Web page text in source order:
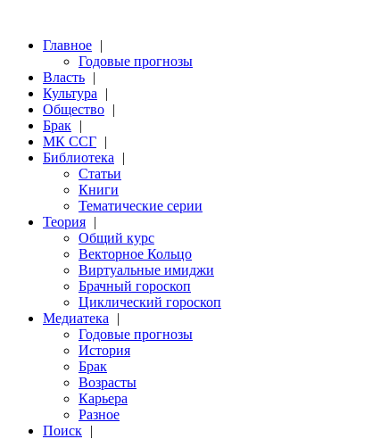
Главное |
Годовые прогнозы
Власть |
Культура
|
Общество |
Брак |
МК ССГ |
Библиотека
|
Статьи
Книги
Тематические серии
Теория |
Общий курс
Векторное Кольцо
Виртуальные имиджи
Брачный гороскоп
Циклический гороскоп
Медиатека
|
Годовые прогнозы
История
Брак
Возрасты
Карьера
Разное
Поиск |